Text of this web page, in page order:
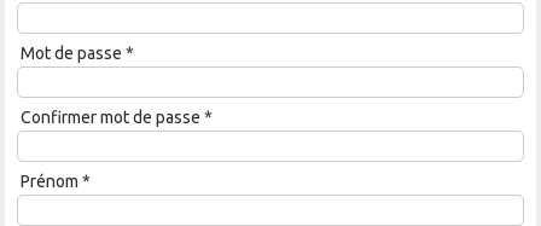
Mot de passe *
Confirmer mot de passe *
Prénom *